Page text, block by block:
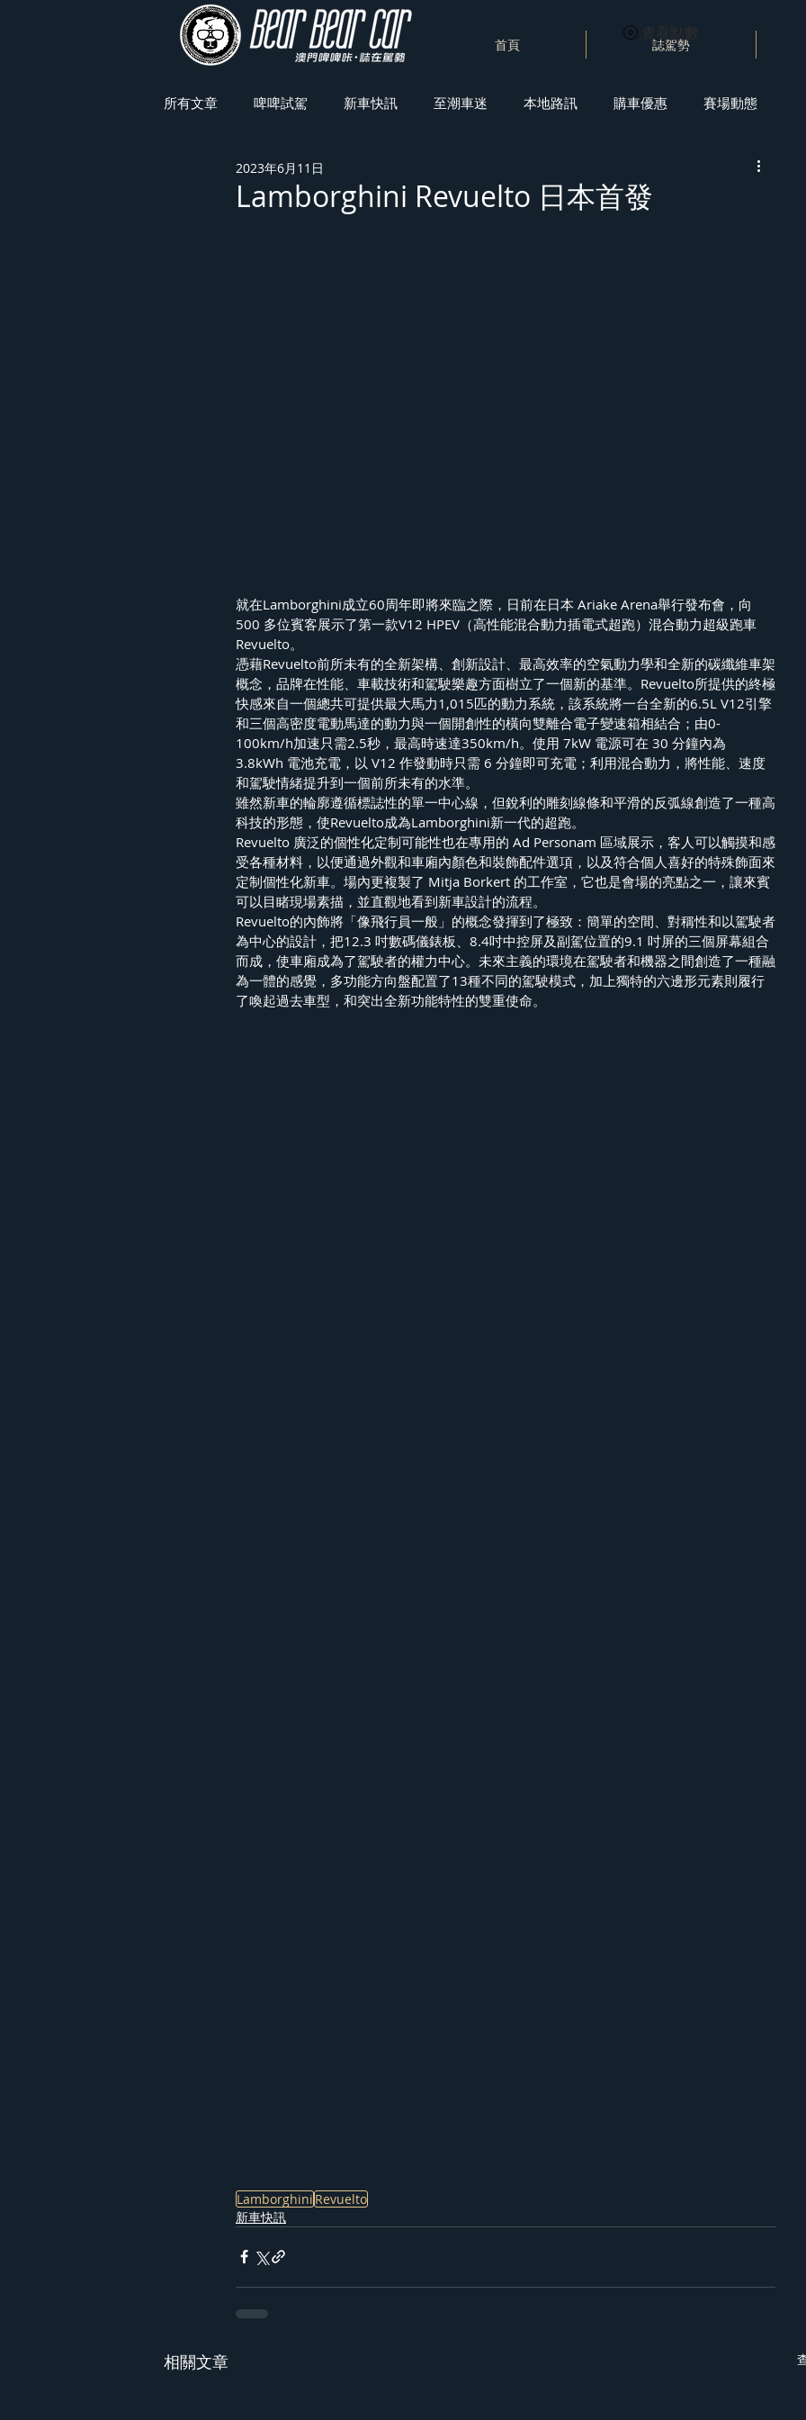
首頁 誌駕勢
查看點數
所有文章 啤啤試駕 新車快訊 至潮車迷 本地路訊 購車優惠 賽場動態
車展焦點
Lamborghini Revuelto 日本首發
2023年6月11日
就在Lamborghini成立60周年即將來臨之際，日前在日本 Ariake Arena舉行發布會，向
500 多位賓客展示了第一款V12 HPEV（高性能混合動力插電式超跑）混合動力超級跑車
Revuelto。
憑藉Revuelto前所未有的全新架構、創新設計、最高效率的空氣動力學和全新的碳纖維車架
概念，品牌在性能、車載技術和駕駛樂趣方面樹立了一個新的基準。Revuelto所提供的終極
快感來自一個總共可提供最大馬力1,015匹的動力系統，該系統將一台全新的6.5L V12引擎
和三個高密度電動馬達的動力與一個開創性的橫向雙離合電子變速箱相結合；由0-
100km/h加速只需2.5秒，最高時速達350km/h。使用 7kW 電源可在 30 分鐘內為
3.8kWh 電池充電，以 V12 作發動時只需 6 分鐘即可充電；利用混合動力，將性能、速度
和駕駛情緒提升到一個前所未有的水準。
雖然新車的輪廓遵循標誌性的單一中心線，但銳利的雕刻線條和平滑的反弧線創造了一種高
科技的形態，使Revuelto成為Lamborghini新一代的超跑。
Revuelto 廣泛的個性化定制可能性也在專用的 Ad Personam 區域展示，客人可以觸摸和感
受各種材料，以便通過外觀和車廂內顏色和裝飾配件選項，以及符合個人喜好的特殊飾面來
定制個性化新車。場內更複製了 Mitja Borkert 的工作室，它也是會場的亮點之一，讓來賓
可以目睹現場素描，並直觀地看到新車設計的流程。
Revuelto的內飾將「像飛行員一般」的概念發揮到了極致：簡單的空間、對稱性和以駕駛者
為中心的設計，把12.3 吋數碼儀錶板、8.4吋中控屏及副駕位置的9.1 吋屏的三個屏幕組合
而成，使車廂成為了駕駛者的權力中心。未來主義的環境在駕駛者和機器之間創造了一種融
為一體的感覺，多功能方向盤配置了13種不同的駕駛模式，加上獨特的六邊形元素則履行
了喚起過去車型，和突出全新功能特性的雙重使命。
LamborghiniRevuelto
新車快訊
相關文章